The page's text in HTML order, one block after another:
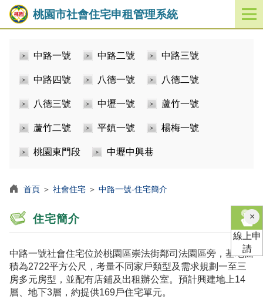
桃園市社會住宅申租管理系統
開
啟
中路一號 中路二號 中路三號
中路四號 八德一號 八德二號
八德三號 中壢一號 蘆竹一號
蘆竹二號 平鎮一號 楊梅一號
桃園東門段 中壢中興巷
首頁 ＞ 社會住宅 ＞ 中路一號-住宅簡介
住宅簡介
中路一號社會住宅位於桃園區崇法街鄰司法園區旁，基地面
積為2722平方公尺，考量不同家戶類型及需求規劃一至三
房多元房型，並配有店鋪及出租辦公室。預計興建地上14
層、地下3層，約提供169戶住宅單元。
×關
閉
線上申
請